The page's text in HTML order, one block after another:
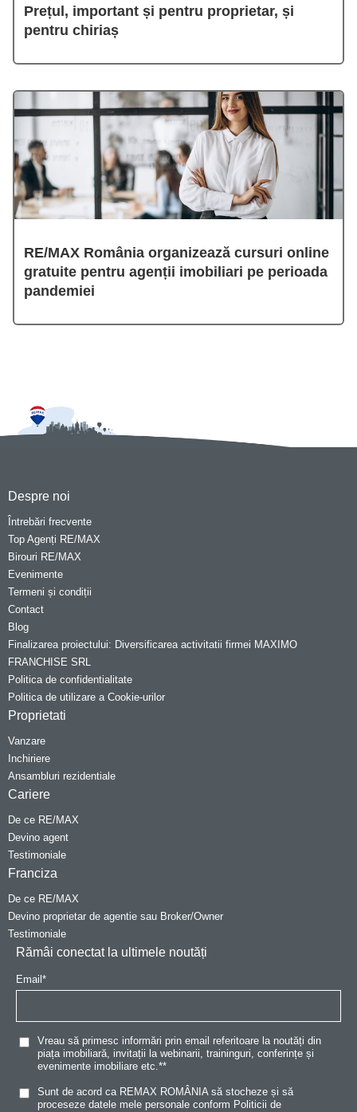
Prețul, important și pentru proprietar, și
pentru chiriaș
RE/MAX România organizează cursuri online
gratuite pentru agenții imobiliari pe perioada
pandemiei
Despre noi
Întrebări frecvente
Top Agenți RE/MAX
Birouri RE/MAX
Evenimente
Termeni și condiții
Contact
Blog
Finalizarea proiectului: Diversificarea activitatii firmei MAXIMO
FRANCHISE SRL
Politica de confidentialitate
Politica de utilizare a Cookie-urilor
Proprietati
Vanzare
Inchiriere
Ansambluri rezidentiale
Cariere
De ce RE/MAX
Devino agent
Testimoniale
Franciza
De ce RE/MAX
Devino proprietar de agentie sau Broker/Owner
Testimoniale
Rămâi conectat la ultimele noutăți
Email*
Vreau să primesc informări prin email referitoare la noutăți din
piața imobiliară, invitații la webinarii, traininguri, conferințe și
evenimente imobiliare etc.**
Sunt de acord ca REMAX ROMÂNIA să stocheze și să
proceseze datele mele personale conform Politicii de